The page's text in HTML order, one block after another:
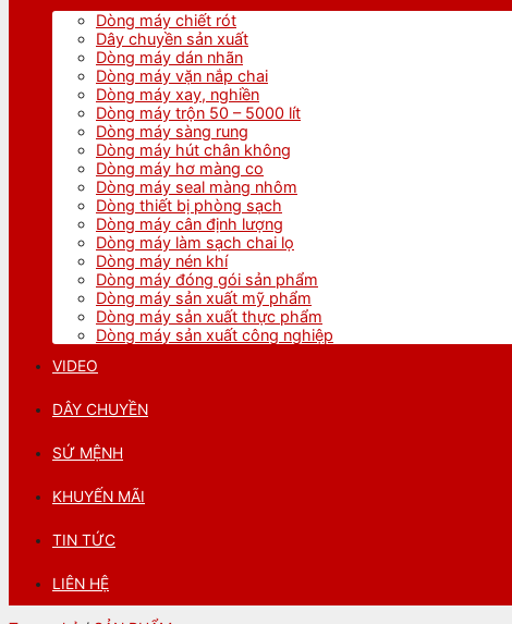
Dòng máy chiết rót
Dây chuyền sản xuất
Dòng máy dán nhãn
Dòng máy vặn nắp chai
Dòng máy xay, nghiền
Dòng máy trộn 50 – 5000 lít
Dòng máy sàng rung
Dòng máy hút chân không
Dòng máy hơ màng co
Dòng máy seal màng nhôm
Dòng thiết bị phòng sạch
Dòng máy cân định lượng
Dòng máy làm sạch chai lọ
Dòng máy nén khí
Dòng máy đóng gói sản phẩm
Dòng máy sản xuất mỹ phẩm
Dòng máy sản xuất thực phẩm
Dòng máy sản xuất công nghiệp
VIDEO
DÂY CHUYỀN
SỨ MỆNH
KHUYẾN MÃI
TIN TỨC
LIÊN HỆ